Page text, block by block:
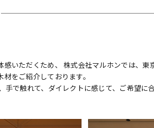
いただくため、 株式会社マルホンでは、
をご紹介しております。
で触れて、ダイレクトに感じて、ご希望に